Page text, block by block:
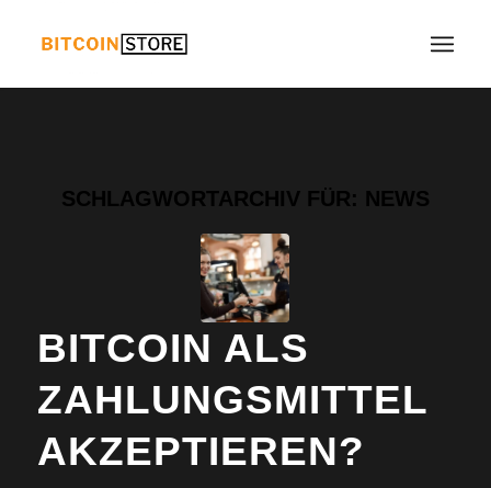
SCHLAGWORTARCHIV FÜR: NEWS
BITCOIN ALS
ZAHLUNGSMITTEL
AKZEPTIEREN?